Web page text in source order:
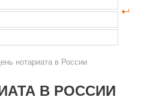
нотариата в России
В РОССИИ